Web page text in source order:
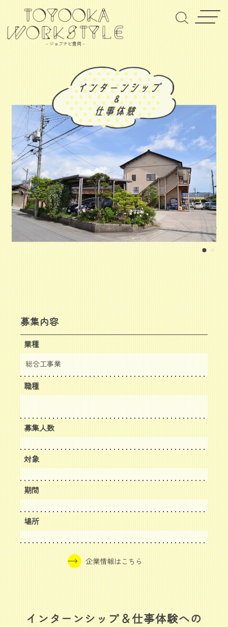
- ジョブナビ豊岡 -
ソデナガケンセツカブシキガイシャ
袖長建設株式会社
綜合建設業
企業情報はこちら
募集内容
業種
総合工事業
職種
募集人数
対象
期間
場所
企業情報はこちら
インターンシップ＆仕事体験への